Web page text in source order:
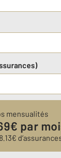
mensualités
€ par
€